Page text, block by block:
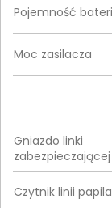
Pojemność
Moc zasilacza
Gniazdo linki
zabezpieczającej
Czytnik linii